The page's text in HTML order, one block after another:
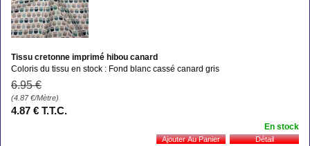
Tissu cretonne imprimé hibou canard
Coloris du tissu en stock : Fond blanc cassé canard gris
6.95 €
(4.87€/Mètre)
4.87 € T.T.C.
En stock